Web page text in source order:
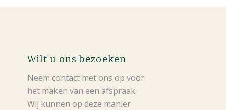
Wilt u ons bezoeken
Neem contact met ons op voor
het maken van een afspraak.
Wij kunnen op deze manier